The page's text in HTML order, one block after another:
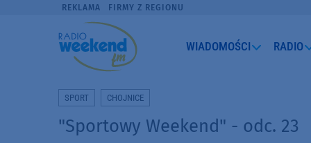
REKLAMA FIRMY Z REGIONU
WIADOMOŚCI RADIO
SPORT CHOJNICE
"Sportowy Weekend" - odc. 23